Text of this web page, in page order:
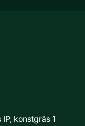
konstgräs 1